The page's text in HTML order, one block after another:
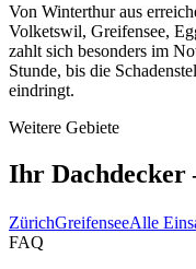
Von Winterthur aus
Volketswil, Greifensee,
zahlt sich besonders im
Stunde, bis die
eindringt.
Weitere Gebiete
Ihr Dachdecker
ZürichGreifenseeAlle
FAQ